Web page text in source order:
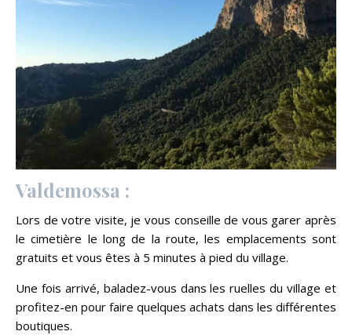
Valdemossa :
Lors de votre visite, je vous conseille de vous garer après
le cimetière le long de la route, les emplacements sont
gratuits et vous êtes à 5 minutes à pied du village.
Une fois arrivé, baladez-vous dans les ruelles du village et
profitez-en pour faire quelques achats dans les différentes
boutiques.